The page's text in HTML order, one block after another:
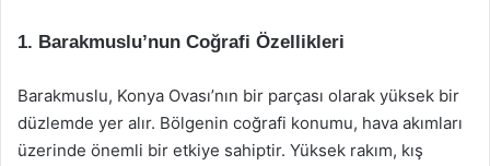
1. Barakmuslu’nun Coğrafi Özellikleri
Barakmuslu, Konya Ovası’nın bir parçası olarak yüksek bir
düzlemde yer alır. Bölgenin coğrafi konumu, hava akımları
üzerinde önemli bir etkiye sahiptir. Yüksek rakım, kış